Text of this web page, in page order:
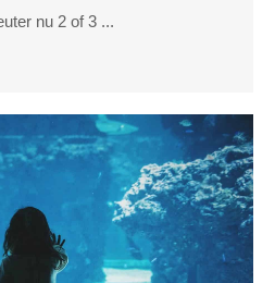
nu 2 of 3 ...